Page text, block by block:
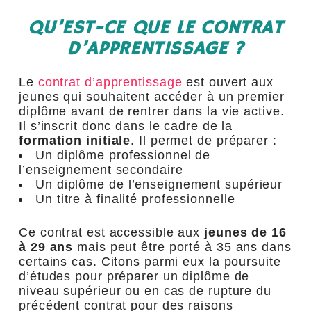
QU’EST-CE QUE LE CONTRAT
D’APPRENTISSAGE ?
Le contrat d’apprentissage est ouvert aux
jeunes qui souhaitent accéder à un premier
diplôme avant de rentrer dans la vie active.
Il s’inscrit donc dans le cadre de la
formation initiale. Il permet de préparer :
Un diplôme professionnel de
l’enseignement secondaire
Un diplôme de l’enseignement supérieur
Un titre à finalité professionnelle
Ce contrat est accessible aux jeunes de 16
à 29 ans mais peut être porté à 35 ans dans
certains cas. Citons parmi eux la poursuite
d’études pour préparer un diplôme de
niveau supérieur ou en cas de rupture du
précédent contrat pour des raisons